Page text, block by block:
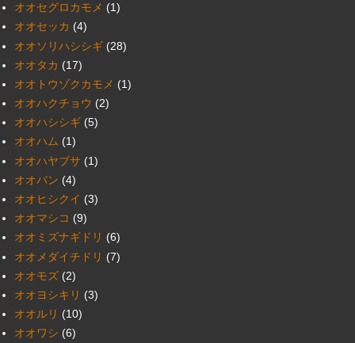
オオセグロカモメ (1)
オオセッカ (4)
オオソリハシシギ (28)
オオタカ (17)
オオトウゾクカモメ (1)
オオハクチョウ (2)
オオハシシギ (5)
オオハム (1)
オオハヤブサ (1)
オオバン (4)
オオヒシクイ (3)
オオマシコ (9)
オオミズナギドリ (6)
オオメダイチドリ (7)
オオモズ (2)
オオヨシキリ (3)
オオルリ (10)
オオワシ (6)